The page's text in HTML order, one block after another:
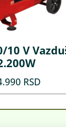
10 V
RSD